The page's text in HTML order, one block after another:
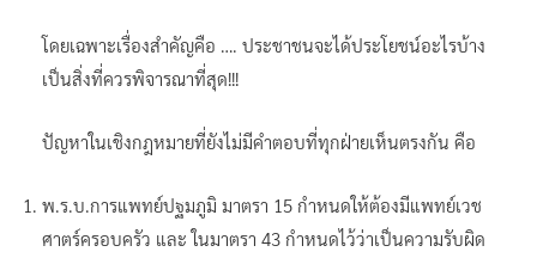
โดยเฉพาะเรื่องสำคัญคือ …. ประชาชนจะได้ประโยชน์อะไรบ้าง
เป็นสิ่งที่ควรพิจารณาที่สุด!!!
ปัญหาในเชิงกฎหมายที่ยังไม่มีคำตอบที่ทุกฝ่ายเห็นตรงกัน คือ
พ.ร.บ.การแพทย์ปฐมภูมิ มาตรา 15 กำหนดให้ต้องมีแพทย์เวช
ศาตร์ครอบครัว และ ในมาตรา 43 กำหนดไว้ว่าเป็นความรับผิด